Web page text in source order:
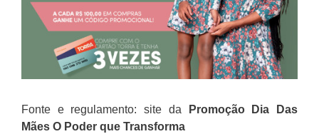
Fonte e regulamento: site da Promoção
Dia Das
Mães O Poder que Transforma